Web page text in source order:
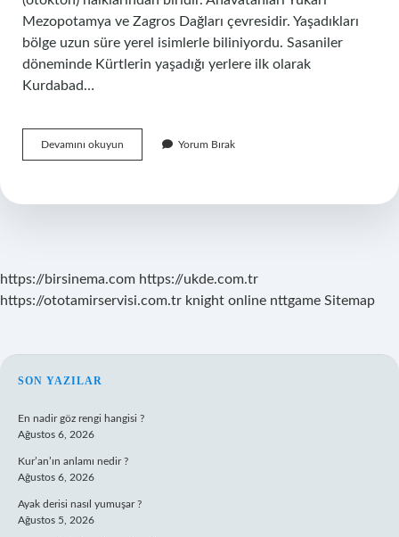
Mezopotamya ve Zagros Dağları çevresidir. Yaşadıkları
bölge uzun süre yerel isimlerle biliniyordu. Sasaniler
döneminde Kürtlerin yaşadığı yerlere ilk olarak
Kurdabad…
Devamını okuyun Kürtlerin
Atası
Yorum Bırak
https://birsinema.com https://ukde.com.tr
https://ototamirservisi.com.tr knight online nttgame Sitemap
SIDEBAR
SON YAZILAR
En nadir göz rengi hangisi ?
Ağustos 6, 2026
Kur’an’ın anlamı nedir ?
Ağustos 6, 2026
Ayak derisi nasıl yumuşar ?
Ağustos 5, 2026